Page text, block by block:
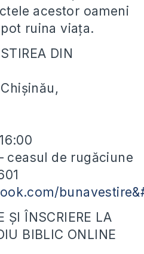
acestor oameni
ruina viața.
DIN
ceasul de rugăciune
ȘI ÎNSCRIERE LA
BIBLIC ONLINE